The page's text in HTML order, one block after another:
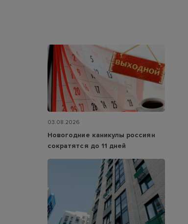
03.08.2026
Новогодние каникулы россиян
сократятся до 11 дней